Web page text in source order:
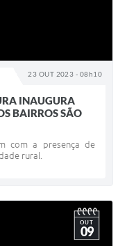
23 OUT 2023 - 08h10
INAUGURA
BAIRROS SÃO
com a presença de
rural.
OUT
09